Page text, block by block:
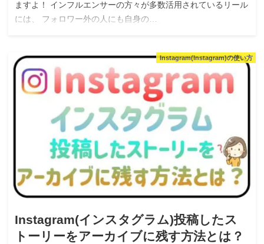
ますよ！ インフルエンサーの方々が多数活用されているリール
には、 フォロワー外の人にも自身の…
Instagram(Instagram)の使い方
Instagram(インスタグラム)投稿したス
トーリーをアーカイブに残す方法とは？